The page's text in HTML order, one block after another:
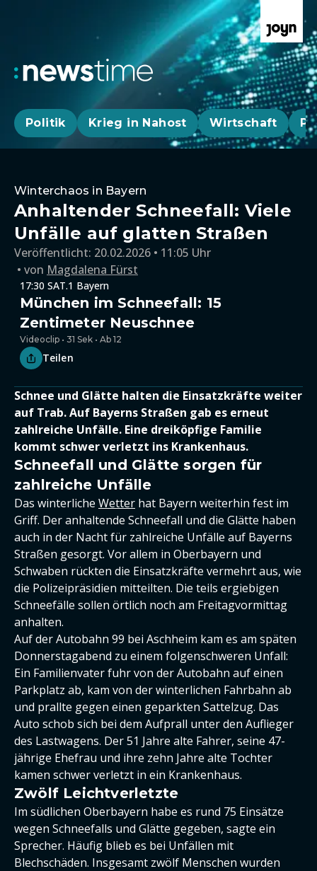
Politik Krieg in Nahost Wirtschaft
Winterchaos in Bayern
Anhaltender Schneefall: Viele
Unfälle auf glatten Straßen
Veröffentlicht: 20.02.2026 • 11:05 Uhr
von Magdalena Fürst
17:30 SAT.1 Bayern
München im Schneefall: 15
Zentimeter Neuschnee
Videoclip • 31 Sek • Ab 12
Teilen
Schnee und Glätte halten die Einsatzkräfte weiter
auf Trab. Auf Bayerns Straßen gab es erneut
zahlreiche Unfälle. Eine dreiköpfige Familie
kommt schwer verletzt ins Krankenhaus.
Schneefall und Glätte sorgen für
zahlreiche Unfälle
Das winterliche Wetter hat Bayern weiterhin fest im
Griff. Der anhaltende Schneefall und die Glätte haben
auch in der Nacht für zahlreiche Unfälle auf Bayerns
Straßen gesorgt. Vor allem in Oberbayern und
Schwaben rückten die Einsatzkräfte vermehrt aus, wie
die Polizeipräsidien mitteilten. Die teils ergiebigen
Schneefälle sollen örtlich noch am Freitagvormittag
anhalten.
Auf der Autobahn 99 bei Aschheim kam es am späten
Donnerstagabend zu einem folgenschweren Unfall:
Ein Familienvater fuhr von der Autobahn auf einen
Parkplatz ab, kam von der winterlichen Fahrbahn ab
und prallte gegen einen geparkten Sattelzug. Das
Auto schob sich bei dem Aufprall unter den Auflieger
des Lastwagens. Der 51 Jahre alte Fahrer, seine 47-
jährige Ehefrau und ihre zehn Jahre alte Tochter
kamen schwer verletzt in ein Krankenhaus.
Zwölf Leichtverletzte
Im südlichen Oberbayern habe es rund 75 Einsätze
wegen Schneefalls und Glätte gegeben, sagte ein
Sprecher. Häufig blieb es bei Unfällen mit
Blechschäden. Insgesamt zwölf Menschen wurden